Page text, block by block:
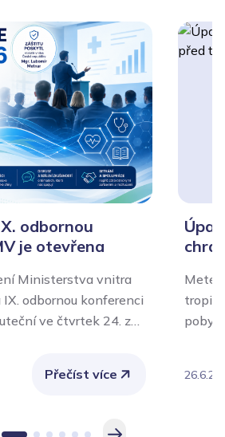
odbornou
je otevřena
Ministerstva vnitra
odbornou konferenci
ve čtvrtek 24. září
Přečíst více